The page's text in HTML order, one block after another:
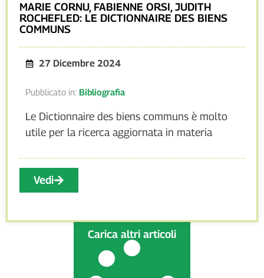
MARIE CORNU, FABIENNE ORSI, JUDITH
ROCHEFLED: LE DICTIONNAIRE DES BIENS
COMMUNS
27 Dicembre 2024
Pubblicato in: Bibliografia
Le Dictionnaire des biens communs è molto
utile per la ricerca aggiornata in materia
Vedi
Carica altri articoli